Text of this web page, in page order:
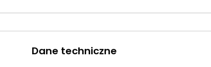
Dane techniczne